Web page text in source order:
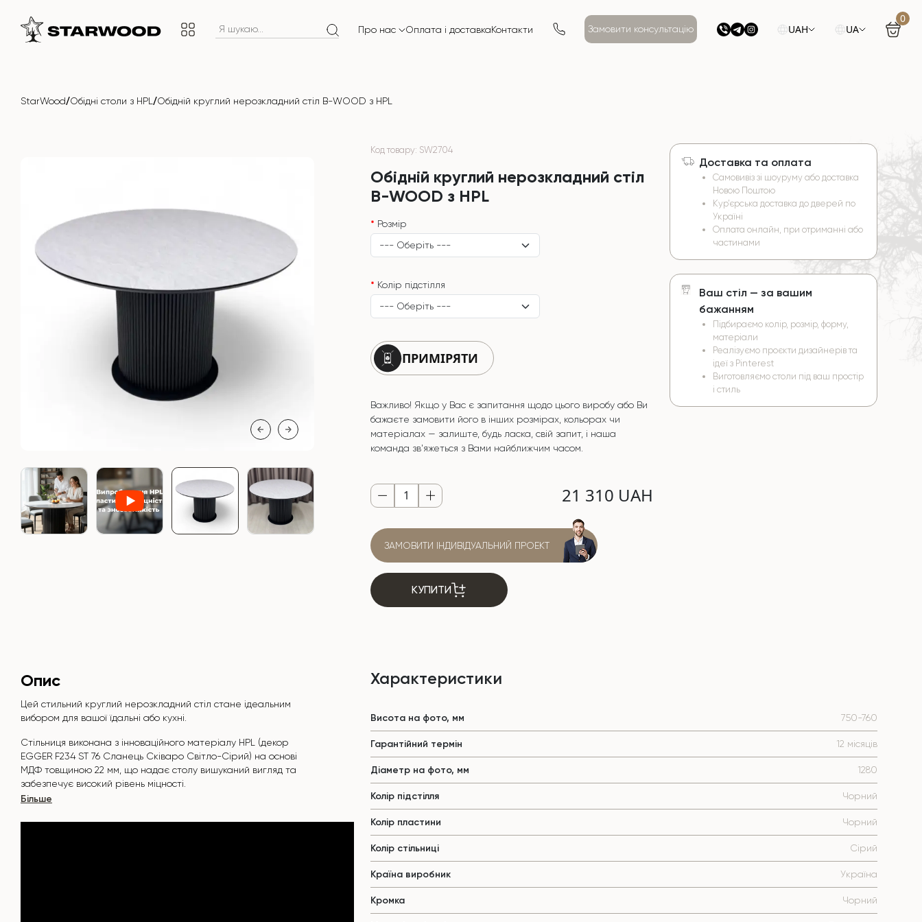
Про нас Оплата і доставкаКонтакти Замовити консультацію UAH UA
0
StarWood/Обідні столи з HPL /Обідній круглий нерозкладний стіл B-WOOD з HPL
Код товару: SW2704
Обідній круглий нерозкладний стіл
B-WOOD з HPL
Розмір
Колір підстілля
ПРИМІРЯТИ
Важливо! Якщо у Вас є запитання щодо цього виробу або Ви
бажаєте замовити його в інших розмірах, кольорах чи
матеріалах — залиште, будь ласка, свій запит, і наша
команда зв'яжеться з Вами найближчим часом.
21 310 UAH
ЗАМОВИТИ ІНДИВІДУАЛЬНИЙ ПРОЕКТ
КУПИТИ
Доставка та оплата
Самовивіз зі шоуруму або доставка
Новою Поштою
Кур’єрська доставка до дверей по
Україні
Оплата онлайн, при отриманні або
частинами
Ваш стіл — за вашим
бажанням
Підбираємо колір, розмір, форму,
матеріали
Реалізуємо проєкти дизайнерів та
ідеї з Pinterest
Виготовляємо столи під ваш простір
і стиль
Опис
Цей стильний круглий нерозкладний стіл стане ідеальним
вибором для вашої їдальні або кухні.
Стільниця виконана з інноваційного матеріалу HPL (декор
EGGER F234 ST 76 Сланець Сківаро Світло-Сірий) на основі
МДФ товщиною 22 мм, що надає столу вишуканий вигляд та
забезпечує високий рівень міцності.
вбирає такі барвники, як йод, зеленка, маркери чи фарби
Більше
Характеристики
Висота на фото, мм 750-760
Гарантійний термін 12 місяців
Діаметр на фото, мм 1280
Колір підстілля Чорний
Колір пластини Чорний
Колір стільниці Сірий
Країна виробник Україна
Кромка Чорний